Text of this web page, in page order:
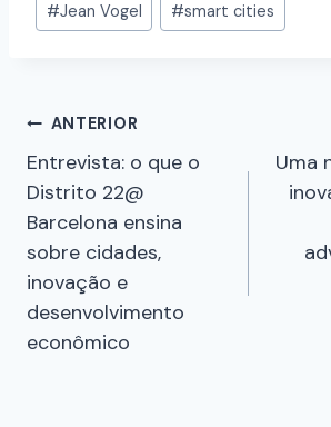
#Jean Vogel #smart cities
ANTERIOR
Entrevista: o que o
Distrito 22@
Barcelona ensina
sobre cidades,
inovação e
desenvolvimento
econômico
Uma